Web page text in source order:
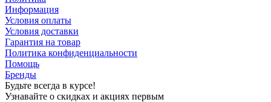
Информация
Условия оплаты
Условия доставки
Гарантия на товар
Политика конфиденциальности
Помощь
Бренды
Будьте всегда в курсе!
Узнавайте о скидках и акциях первым